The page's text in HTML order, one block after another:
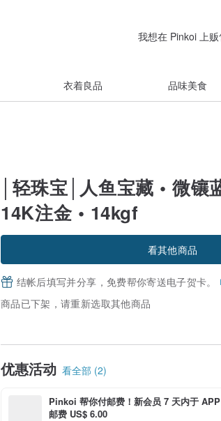
我想在 Pinkoi 上贩
衣着良品 品味美食
│轻珠宝│人鱼宝藏 • 微镶
14K注金 • 14kgf
看其他商品
结帐后填写并分享，免费帮你寄送电子贺卡。
商品已下架，请重新选取其他商品
优惠活动 看全部 (2)
Pinkoi 帮你付邮费！新会员 7 天内于
邮费 US$ 6.00